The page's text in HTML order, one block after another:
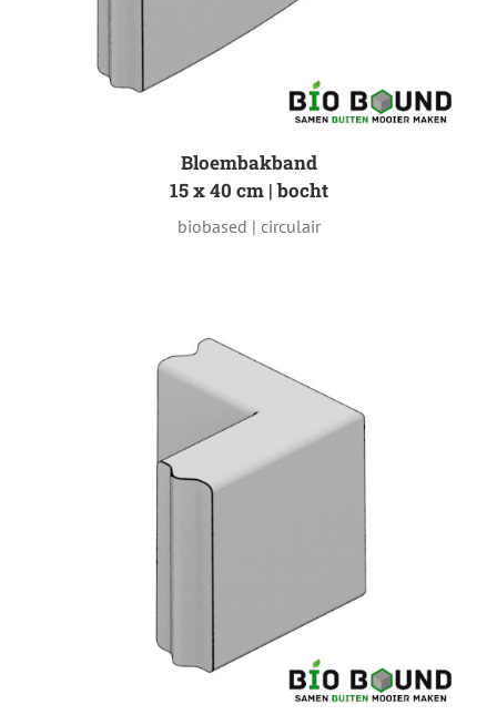
Bloembakband
15 x 40 cm | bocht
biobased | circulair